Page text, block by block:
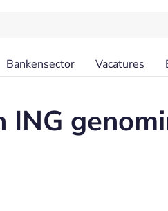
Bankensector Vacatures
ING